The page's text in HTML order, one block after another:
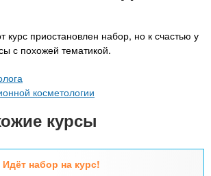
Частные школы
MBA
курс приостановлен набор, но к счастью у
с похожей тематикой.
косметологии
курсы
Идёт набор на курс!